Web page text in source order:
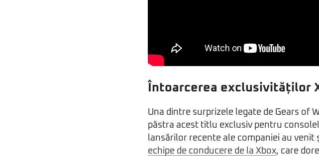
Întoarcerea exclusivităților
Una dintre surprizele legate de Gears of
păstra acest titlu exclusiv pentru
lansărilor recente ale companiei au venit
echipe de conducere de la Xbox, care